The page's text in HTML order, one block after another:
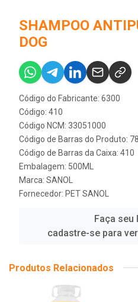
SHAMPOO
DOG
Código do Fabricante: 6300
Código: 410
Código NCM: 33051000
Código de Barras do Produto:
Código de Barras da Caixa: 410
Embalagem: 500ML
Marca: SANOL
Fornecedor: PET SANOL
Faça seu
cadastre-se para
Produtos Relacionados